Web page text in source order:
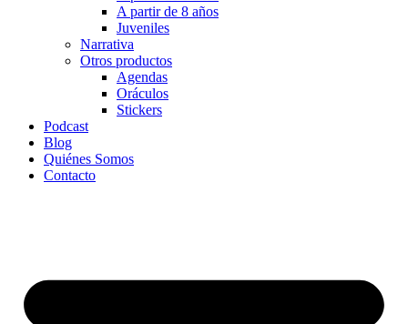
A partir de 8 años
Juveniles
Narrativa
Otros productos
Agendas
Oráculos
Stickers
Podcast
Blog
Quiénes Somos
Contacto